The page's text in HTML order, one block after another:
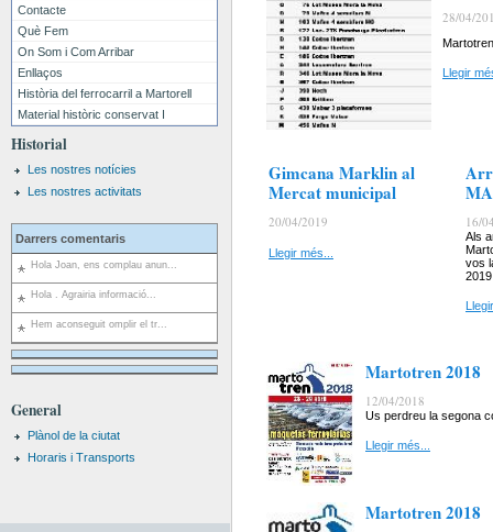
Contacte
Què Fem
On Som i Com Arribar
Enllaços
Història del ferrocarril a Martorell
Material històric conservat I
Historial
Les nostres notícies
Les nostres activitats
Darrers comentaris
Hola Joan, ens complau anun...
Hola . Agrairia informació...
Hem aconseguit omplir el tr...
General
Plànol de la ciutat
Horaris i Transports
28/04/
Llegir
Gimcana Marklin al
Mercat municipal
20/04/2019
Llegir més...
16/
Als
vos
Martotren 2018
12/04/2018
Us perdreu la segona
Llegir més...
Martotren 2018